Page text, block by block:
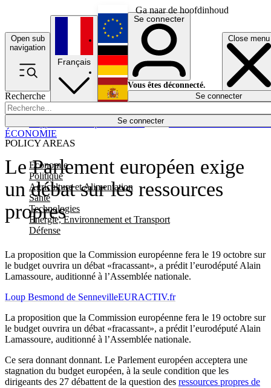
Ga naar de hoofdinhoud
Open sub
navigation
Close menu
Recherche
Se connecter
POLICY AREAS
Economie
Politique
Agriculture et Alimentation
Santé
Technologies
Energie, Environnement et Transport
Défense
Économie
Français
English
Deutsch
Español
Se connecter
Vous êtes déconnecté.
Se connecter
Le Parlement européen exige
un débat sur les ressources
propres
La proposition que la Commission européenne fera le 19 octobre sur
le budget ouvrira un débat «fracassant», a prédit l’eurodéputé Alain
Lamassoure, auditionné à l’Assemblée nationale.
ÉCONOMIE
Loup Besmond de SennevilleEURACTIV.fr
La proposition que la Commission européenne fera le 19 octobre sur
le budget ouvrira un débat «fracassant», a prédit l’eurodéputé Alain
Lamassoure, auditionné à l’Assemblée nationale.
Ce sera donnant donnant. Le Parlement européen acceptera une
stagnation du budget européen, à la seule condition que les
dirigeants des 27 débattent de la question des ressources propres de